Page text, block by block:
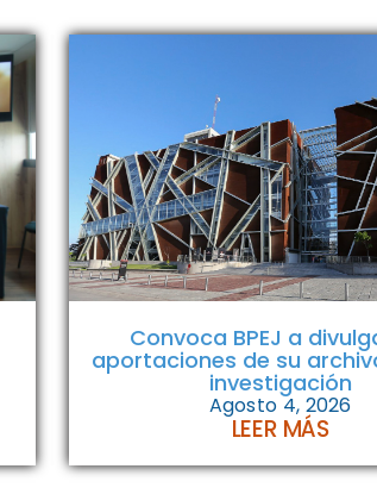
Convoca BPEJ a
aportaciones de su
investigación
Agosto 4, 2026
LEER MÁS